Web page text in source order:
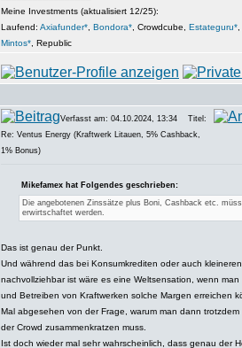
Meine Investments (aktualisiert 12/25):
Laufend: Axiafunder* Bondora* , Crowdcube, Estateguru*
Mintos* , Republic
Verfasst am: 04.10.2024, 13:34
Titel:
Re: Ventus Energy (Kraftwerk Litauen, 5% Cashback,
1% Bonus)
Mikefamex hat Folgendes geschrieben:
Die angebotenen Zinssätze plus Boni, Cashback etc.
erwirtschaftet werden.
Das ist genau der Punkt.
Und während das bei Konsumkrediten oder auch
nachvollziehbar ist wäre es eine Weltsensation, wenn man
und Betreiben von Kraftwerken solche Margen erreichen
Mal abgesehen von der Frage, warum man dann
der Crowd zusammenkratzen muss.
Ist doch wieder mal sehr wahrscheinlich, dass genau der